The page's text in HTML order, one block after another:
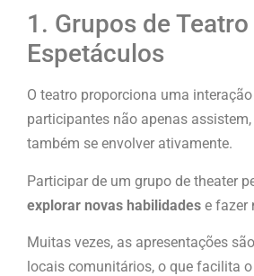
1. Grupos de Teatro
Espetáculos
O teatro proporciona uma
participantes não apenas
também se envolver ativamente.
Participar de um grupo de theater
explorar novas habilidades e fazer
Muitas vezes, as apresentações
locais comunitários, o que facilita o